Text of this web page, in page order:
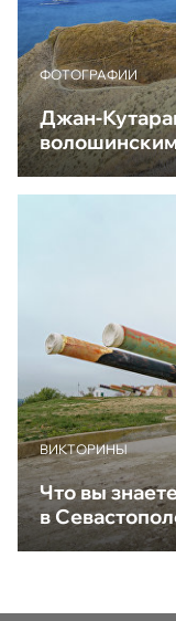
ФОТОГРАФИИ
Джан-
ВИКТОРИНЫ
Что вы
в